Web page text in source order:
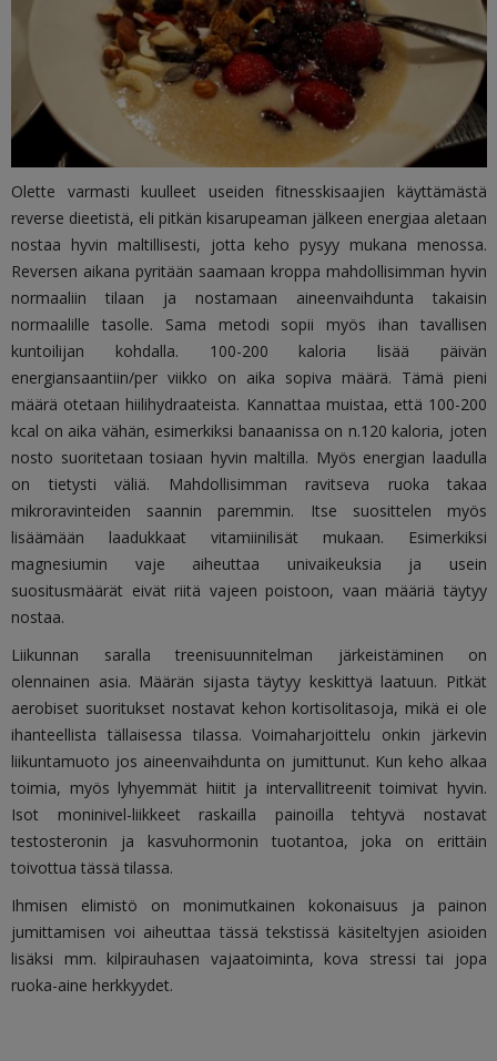
Olette varmasti kuulleet useiden fitnesskisaajien käyttämästä
reverse dieetistä, eli pitkän kisarupeaman jälkeen energiaa aletaan
nostaa hyvin maltillisesti, jotta keho pysyy mukana menossa.
Reversen aikana pyritään saamaan kroppa mahdollisimman hyvin
normaaliin tilaan ja nostamaan aineenvaihdunta takaisin
normaalille tasolle. Sama metodi sopii myös ihan tavallisen
kuntoilijan kohdalla. 100-200 kaloria lisää päivän
energiansaantiin/per viikko on aika sopiva määrä. Tämä pieni
määrä otetaan hiilihydraateista. Kannattaa muistaa, että 100-200
kcal on aika vähän, esimerkiksi banaanissa on n.120 kaloria, joten
nosto suoritetaan tosiaan hyvin maltilla. Myös energian laadulla
on tietysti väliä. Mahdollisimman ravitseva ruoka takaa
mikroravinteiden saannin paremmin. Itse suosittelen myös
lisäämään laadukkaat vitamiinilisät mukaan. Esimerkiksi
magnesiumin vaje aiheuttaa univaikeuksia ja usein
suositusmäärät eivät riitä vajeen poistoon, vaan määriä täytyy
nostaa.
Liikunnan saralla treenisuunnitelman järkeistäminen on
olennainen asia. Määrän sijasta täytyy keskittyä laatuun. Pitkät
aerobiset suoritukset nostavat kehon kortisolitasoja, mikä ei ole
ihanteellista tällaisessa tilassa. Voimaharjoittelu onkin järkevin
liikuntamuoto jos aineenvaihdunta on jumittunut. Kun keho alkaa
toimia, myös lyhyemmät hiitit ja intervallitreenit toimivat hyvin.
Isot moninivel-liikkeet raskailla painoilla tehtyvä nostavat
testosteronin ja kasvuhormonin tuotantoa, joka on erittäin
toivottua tässä tilassa.
Ihmisen elimistö on monimutkainen kokonaisuus ja painon
jumittamisen voi aiheuttaa tässä tekstissä käsiteltyjen asioiden
lisäksi mm. kilpirauhasen vajaatoiminta, kova stressi tai jopa
ruoka-aine herkkyydet.